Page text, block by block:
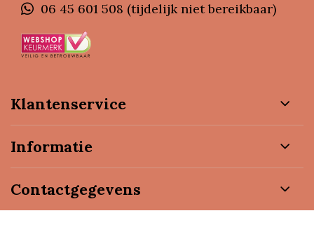
06 45 601 508 (tijdelijk niet bereikbaar)
Klantenservice
Informatie
Contactgegevens